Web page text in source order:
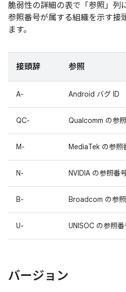
脆弱性の詳細の表で「参照」 列
参照番号が属する組織を示す接
ます。
接頭辞 参照
A- Android バグ ID
QC- Qualcomm の参
M- MediaTek の参照
N- NVIDIA の参照番
B- Broadcom の参
U- UNISOC の参照番
バージョン